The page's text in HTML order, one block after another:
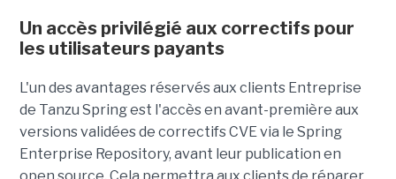
Un accès privilégié aux correctifs pour
les utilisateurs payants
L'un des avantages réservés aux clients Entreprise
de Tanzu Spring est l'accès en avant-première aux
versions validées de correctifs CVE via le Spring
Enterprise Repository, avant leur publication en